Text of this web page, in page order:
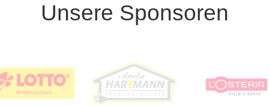
Unsere Sponsoren